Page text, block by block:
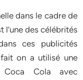
dans le cadre de
des célébrités
ces publicités
on a utilisé une
Cola avec